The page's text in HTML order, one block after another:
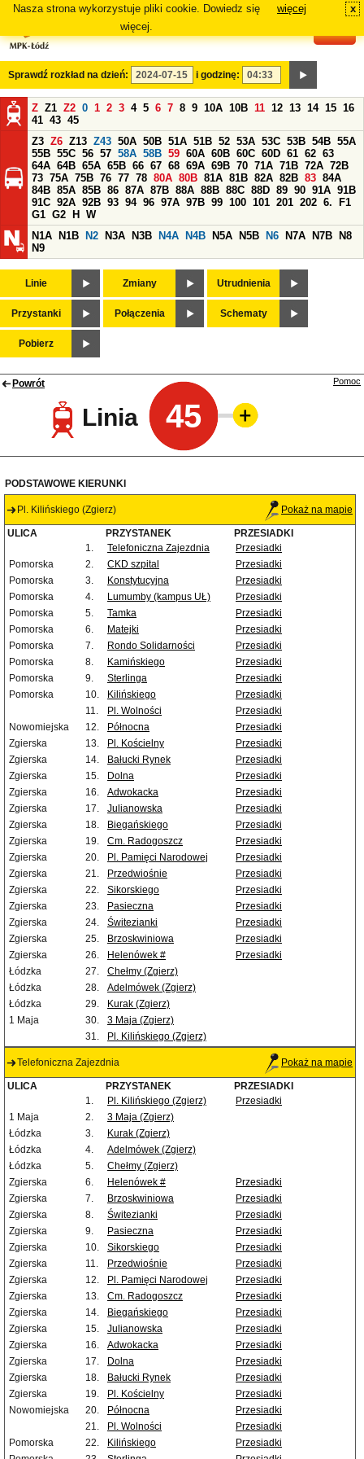
Nasza strona wykorzystuje pliki cookie. Dowiedz się
więcej.
więcej x
Sprawdź rozkład na dzień: i godzinę:
Z Z1 Z2 0 1 2 3 4 5 6 7 8 9 10A 10B 11 12 13 14 15 16
41 43 45
Z3 Z6 Z13 Z43 50A 50B 51A 51B 52 53A 53C 53B 54B 55A
55B 55C 56 57 58A 58B 59 60A 60B 60C 60D 61 62 63
64A 64B 65A 65B 66 67 68 69A 69B 70 71A 71B 72A 72B
73 75A 75B 76 77 78 80A 80B 81A 81B 82A 82B 83 84A
84B 85A 85B 86 87A 87B 88A 88B 88C 88D 89 90 91A 91B
91C 92A 92B 93 94 96 97A 97B 99 100 101 201 202 6.
F1
G1 G2 H
W
N1A
N1B N2 N3A N3B N4A N4B N5A N5B N6 N7A N7B
N8
N9
Linie Zmiany Utrudnienia
Przystanki Połączenia Schematy
Pobierz
Powrót
Linia 45
Pomoc
PODSTAWOWE KIERUNKI
Pl. Kilińskiego (Zgierz) Pokaż na mapie
ULICA PRZYSTANEK
PRZESIADKI
1.
Telefoniczna Zajezdnia
Przesiadki
Pomorska
2. CKD szpital
Przesiadki
Pomorska
3. Konstytucyjna
Przesiadki
Pomorska
4. Lumumby (kampus UŁ)
Przesiadki
Pomorska
5. Tamka
Przesiadki
Pomorska
6. Matejki
Przesiadki
Pomorska
7. Rondo Solidarności
Przesiadki
Pomorska
8. Kamińskiego
Przesiadki
Pomorska
9. Sterlinga
Przesiadki
Pomorska
10. Kilińskiego
Przesiadki
11.
Pl. Wolności
Przesiadki
Nowomiejska
12. Północna
Przesiadki
Zgierska
13. Pl. Kościelny
Przesiadki
Zgierska
14. Bałucki Rynek
Przesiadki
Zgierska
15. Dolna
Przesiadki
Zgierska
16. Adwokacka
Przesiadki
Zgierska
17. Julianowska
Przesiadki
Zgierska
18. Biegańskiego
Przesiadki
Zgierska
19. Cm. Radogoszcz
Przesiadki
Zgierska
20. Pl. Pamięci Narodowej
Przesiadki
Zgierska
21. Przedwiośnie
Przesiadki
Zgierska
22. Sikorskiego
Przesiadki
Zgierska
23. Pasieczna
Przesiadki
Zgierska
24. Świtezianki
Przesiadki
Zgierska
25. Brzoskwiniowa
Przesiadki
Zgierska
26. Helenówek #
Przesiadki
Łódzka
27.
Chełmy (Zgierz)
Łódzka
28.
Adelmówek (Zgierz)
Łódzka
29.
Kurak (Zgierz)
1 Maja
30.
3 Maja (Zgierz)
31.
Pl. Kilińskiego (Zgierz)
Telefoniczna Zajezdnia Pokaż na mapie
ULICA PRZYSTANEK
PRZESIADKI
1.
Pl. Kilińskiego (Zgierz)
Przesiadki
1 Maja
2.
3 Maja (Zgierz)
Łódzka
3.
Kurak (Zgierz)
Łódzka
4.
Adelmówek (Zgierz)
Łódzka
5.
Chełmy (Zgierz)
Zgierska
6. Helenówek #
Przesiadki
Zgierska
7. Brzoskwiniowa
Przesiadki
Zgierska
8. Świtezianki
Przesiadki
Zgierska
9. Pasieczna
Przesiadki
Zgierska
10. Sikorskiego
Przesiadki
Zgierska
11. Przedwiośnie
Przesiadki
Zgierska
12. Pl. Pamięci Narodowej
Przesiadki
Zgierska
13. Cm. Radogoszcz
Przesiadki
Zgierska
14. Biegańskiego
Przesiadki
Zgierska
15. Julianowska
Przesiadki
Zgierska
16. Adwokacka
Przesiadki
Zgierska
17. Dolna
Przesiadki
Zgierska
18. Bałucki Rynek
Przesiadki
Zgierska
19. Pl. Kościelny
Przesiadki
Nowomiejska
20. Północna
Przesiadki
21.
Pl. Wolności
Przesiadki
Pomorska
22. Kilińskiego
Przesiadki